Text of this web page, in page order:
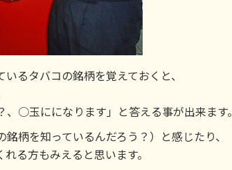
るタバコの銘柄を覚えておくと、
○玉にになります」と答える事が出来ます。
柄を知っているんだろう？）と感じたり、
る方もみえると思います。